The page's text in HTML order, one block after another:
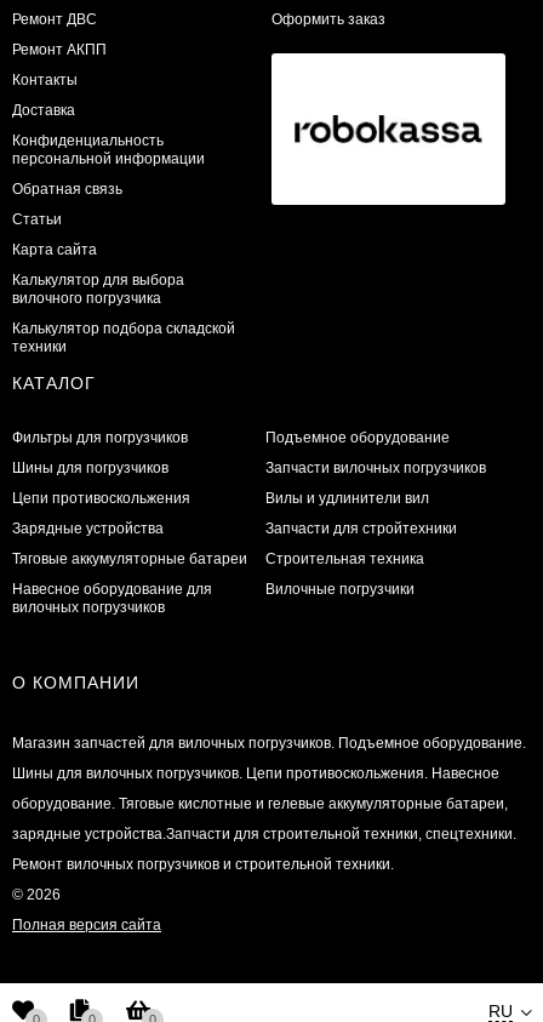
​Ремонт ДВС
Ремонт АКПП
Контакты
Доставка
Конфиденциальность
персональной информации
Обратная связь
Статьи
Карта сайта
Калькулятор для выбора
вилочного погрузчика
Калькулятор подбора складской
техники
Оформить заказ
КАТАЛОГ
Фильтры для погрузчиков
Шины для погрузчиков
Цепи противоскольжения
Зарядные устройства
Тяговые аккумуляторные батареи
Навесное оборудование для
вилочных погрузчиков
Подъемное оборудование
Запчасти вилочных погрузчиков
Вилы и удлинители вил
Запчасти для стройтехники
Строительная техника
Вилочные погрузчики
О КОМПАНИИ
Магазин запчастей для вилочных погрузчиков. Подъемное оборудование.
Шины для вилочных погрузчиков. Цепи противоскольжения. Навесное
оборудование. Тяговые кислотные и гелевые аккумуляторные батареи,
зарядные устройства.Запчасти для строительной техники, спецтехники.
Ремонт вилочных погрузчиков и строительной техники.
© 2026
Полная версия сайта
RU